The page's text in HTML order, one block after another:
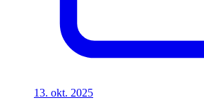
13. okt. 2025